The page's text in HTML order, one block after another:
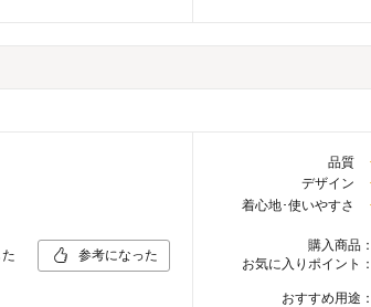
参考になった
品質
デザイン
着心地･使いやすさ
購入商品：
お気に入りポイント：
おすすめ用途：